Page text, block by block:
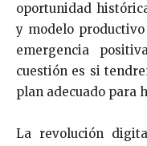
oportunidad
y modelo
emergencia
cuestión es si
plan adecuado para
La revolución